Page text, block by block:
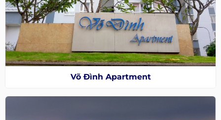
Võ Đình Apartment